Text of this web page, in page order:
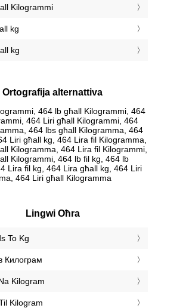
Kilogrammi
kg
kg
Ortografija alternattiva
464 lb għall Kilogrammi, 464
464 Liri għall Kilogrammi, 464
464 lbs għall Kilogramma, 464
Liri għall kg, 464 Lira fil Kilogramma,
Kilogramma, 464 Lira fil Kilogrammi,
Kilogrammi, 464 lb fil kg, 464 lb
Lira fil kg, 464 Lira għall kg, 464 Liri
464 Liri għall Kilogramma
Lingwi Oħra
To Kg
Килограм
Kilogram
Kilogram